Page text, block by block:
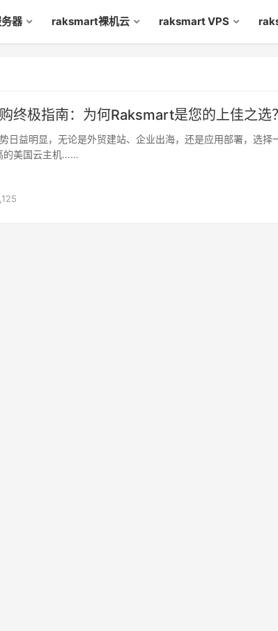
器 raksmart裸机云 raksmart VPS
终极指南：为何Raksmart是您的上佳之选？
日益明显，无论是外贸建站、企业出海，还是应用部署，选择
的美国云主机……